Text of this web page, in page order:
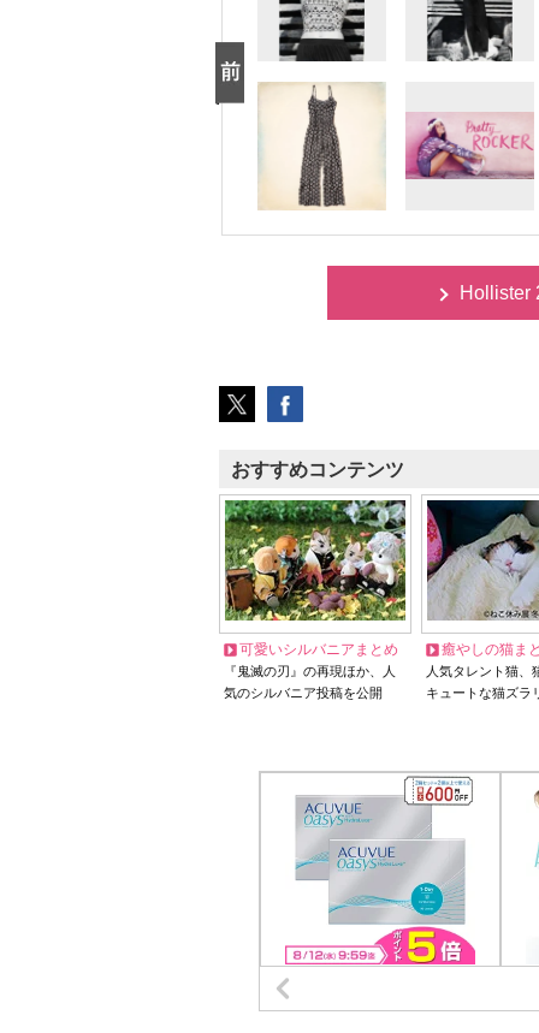
Hollister
おすすめコンテンツ
可愛いシルバニアまとめ
『鬼滅の刃』の再現ほか、人
気のシルバニア投稿を公開
癒やしの猫ま
人気タレント猫
キュートな猫ズラ